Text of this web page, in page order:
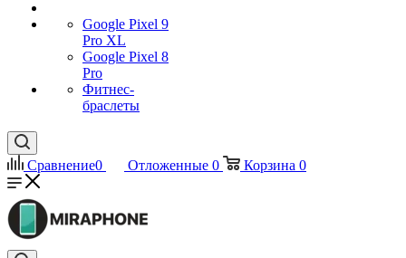
Google Pixel 9
Pro XL
Google Pixel 8
Pro
Фитнес-
браслеты
Сравнение0 Отложенные 0 Корзина 0